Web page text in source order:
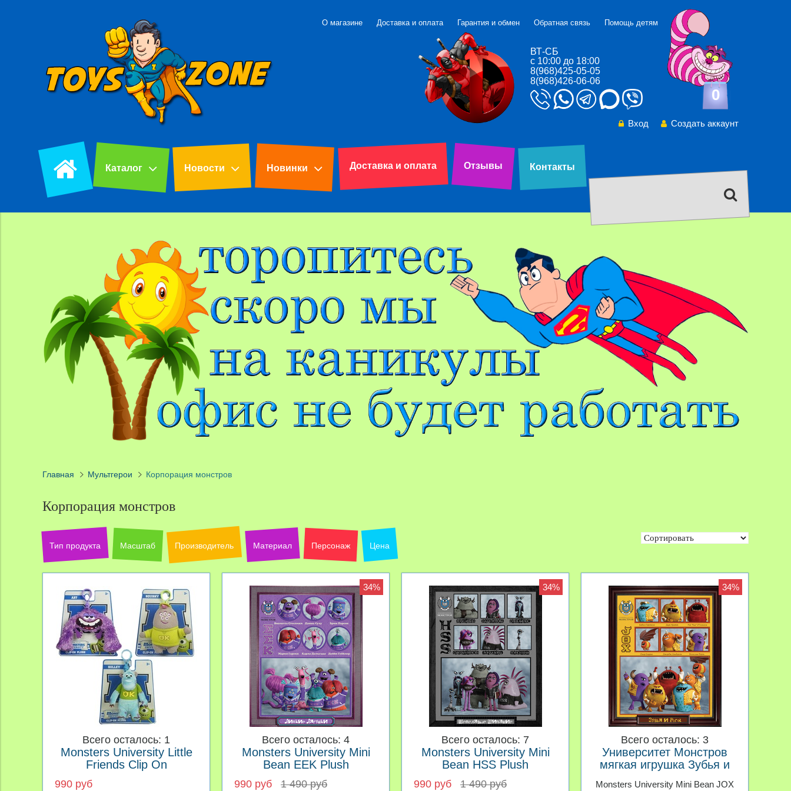
ВТ-СБ
с 10:00 до 18:00
8(968)425-05-05
8(968)426-06-06
О магазине Доставка и оплата Гарантия и обмен Обратная связь Помощь детям
0
Вход Создать аккаунт
Каталог Новости Новинки Доставка и оплата Отзывы Контакты
Главная Мультгерои Корпорация монстров
Корпорация монстров
Тип продукта Масштаб Производитель Материал Персонаж Цена
Всего осталось: 1
Monsters University Little
Friends Clip On
990 руб
34%
Всего осталось: 4
Monsters University Mini
Bean EEK Plush
990 руб 1 490 руб
34%
Всего осталось: 7
Monsters University Mini
Bean HSS Plush
990 руб 1 490 руб
34%
Всего осталось: 3
Университет Монстров
мягкая игрушка Зубья и
Monsters University Mini Bean JOX